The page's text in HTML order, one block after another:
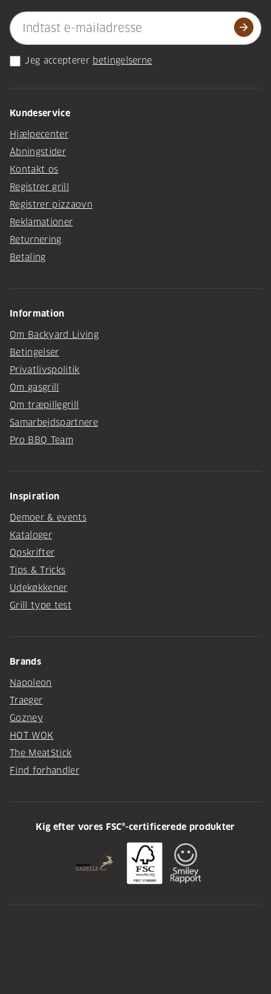
arrow_forward
Jeg accepterer betingelserne
Kundeservice
Hjælpecenter
Åbningstider
Kontakt os
Registrer grill
Registrer pizzaovn
Reklamationer
Returnering
Betaling
Information
Om Backyard Living
Betingelser
Privatlivspolitik
Om gasgrill
Om træpillegrill
Samarbejdspartnere
Pro BBQ Team
Inspiration
Demoer & events
Kataloger
Opskrifter
Tips & Tricks
Udekøkkener
Grill type test
Brands
Napoleon
Traeger
Gozney
HOT WOK
The MeatStick
Find forhandler
Kig efter vores FSC®-certificerede produkter